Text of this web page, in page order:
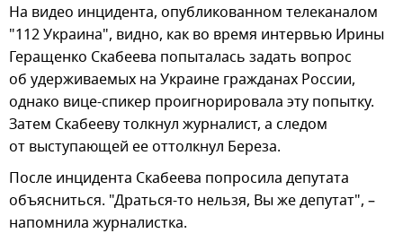
На видео инцидента, опубликованном телеканалом
"112 Украина", видно, как во время интервью Ирины
Геращенко Скабеева попыталась задать вопрос
об удерживаемых на Украине гражданах России,
однако вице-спикер проигнорировала эту попытку.
Затем Скабееву толкнул журналист, а следом
от выступающей ее оттолкнул Береза.
После инцидента Скабеева попросила депутата
объясниться. "Драться-то нельзя, Вы же депутат", –
напомнила журналистка.